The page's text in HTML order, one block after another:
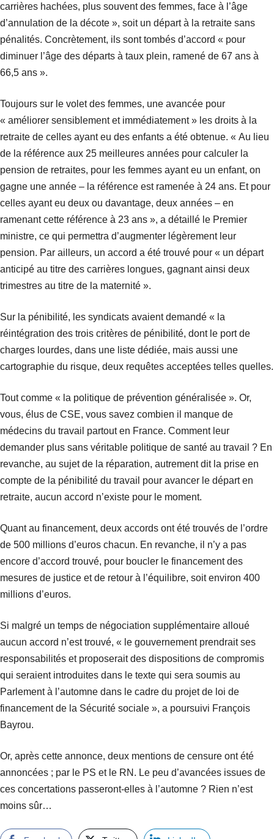
carrières hachées, plus souvent des femmes, face à l’âge
d’annulation de la décote », soit un départ à la retraite sans
pénalités. Concrètement, ils sont tombés d’accord « pour
diminuer l’âge des départs à taux plein, ramené de 67 ans à
66,5 ans ».
Toujours sur le volet des femmes, une avancée pour
« améliorer sensiblement et immédiatement » les droits à la
retraite de celles ayant eu des enfants a été obtenue. « Au lieu
de la référence aux 25 meilleures années pour calculer la
pension de retraites, pour les femmes ayant eu un enfant, on
gagne une année – la référence est ramenée à 24 ans. Et pour
celles ayant eu deux ou davantage, deux années – en
ramenant cette référence à 23 ans », a détaillé le Premier
ministre, ce qui permettra d’augmenter légèrement leur
pension. Par ailleurs, un accord a été trouvé pour « un départ
anticipé au titre des carrières longues, gagnant ainsi deux
trimestres au titre de la maternité ».
Sur la pénibilité, les syndicats avaient demandé « la
réintégration des trois critères de pénibilité, dont le port de
charges lourdes, dans une liste dédiée, mais aussi une
cartographie du risque, deux requêtes acceptées telles quelles.
Tout comme « la politique de prévention généralisée ». Or,
vous, élus de CSE, vous savez combien il manque de
médecins du travail partout en France. Comment leur
demander plus sans véritable politique de santé au travail ? En
revanche, au sujet de la réparation, autrement dit la prise en
compte de la pénibilité du travail pour avancer le départ en
retraite, aucun accord n’existe pour le moment.
Quant au financement, deux accords ont été trouvés de l’ordre
de 500 millions d’euros chacun. En revanche, il n’y a pas
encore d’accord trouvé, pour boucler le financement des
mesures de justice et de retour à l’équilibre, soit environ 400
millions d’euros.
Si malgré un temps de négociation supplémentaire alloué
aucun accord n’est trouvé, « le gouvernement prendrait ses
responsabilités et proposerait des dispositions de compromis
qui seraient introduites dans le texte qui sera soumis au
Parlement à l’automne dans le cadre du projet de loi de
financement de la Sécurité sociale », a poursuivi François
Bayrou.
Or, après cette annonce, deux mentions de censure ont été
annoncées ; par le PS et le RN. Le peu d’avancées issues de
ces concertations passeront-elles à l’automne ? Rien n’est
moins sûr…